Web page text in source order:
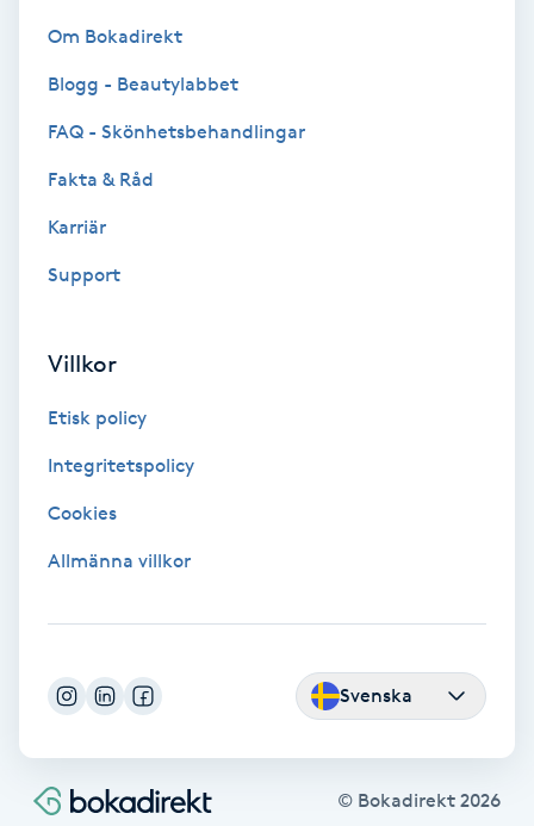
Fettreducering
Fillers
Fransborttagning
Fransförlängning Megavolym
Fransförlängning Volym
Om Bokadirekt
Blogg - Beautylabbet
FAQ - Skönhetsbehandlingar
Fakta & Råd
Karriär
Support
Villkor
Etisk policy
Integritetspolicy
Cookies
Allmänna villkor
Svenska
© Bokadirekt 2026